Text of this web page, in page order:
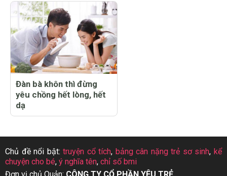
Đàn bà khôn thì đừng
yêu chồng hết lòng, hết
dạ
Chủ đề nổi bật:truyện cổ tích, bảng cân nặng trẻ sơ sinh,kể
chuyện cho bé, ý nghĩa tên, chỉ số bmi